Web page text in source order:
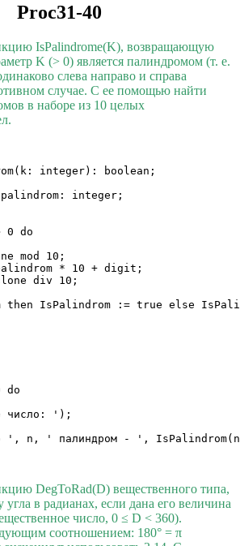
Proc31-40
IsPalindrome(K), возвращающую
K (> 0) является палиндромом (т. е.
слева направо и справа
случае. С ее помощью найти
в наборе из 10 целых
integer): boolean;
integer;
0 do
mod 10;
* 10 + digit;
div 10;
then IsPalindrom := true else
do
число: ');
', n, ' палиндром - ',
DegToRad(D) вещественного типа,
в радианах, если дана его величина
число, 0 ≤ D < 360).
соотношением: 180° = π